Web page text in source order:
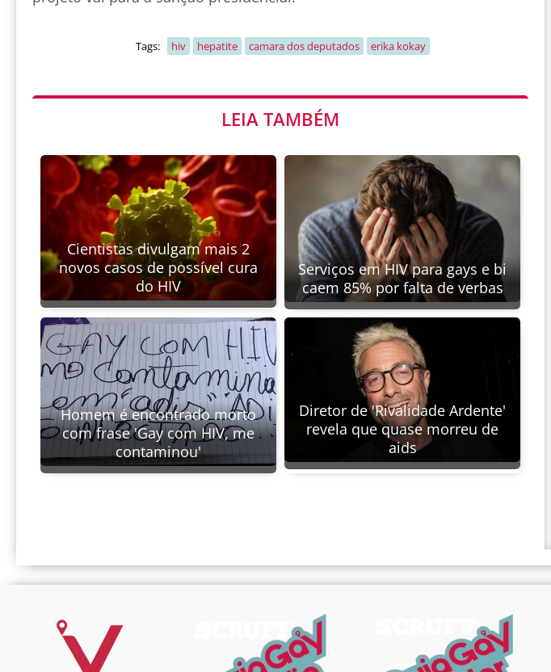
Tags: hiv hepatite camara dos deputados erika kokay
LEIA TAMBÉM
Cientistas divulgam mais 2
novos casos de possível cura
do HIV
Serviços em HIV para gays e bi
caem 85% por falta de verbas
Homem é encontrado morto
com frase 'Gay com HIV, me
contaminou'
Diretor de 'Rivalidade Ardente'
revela que quase morreu de
aids